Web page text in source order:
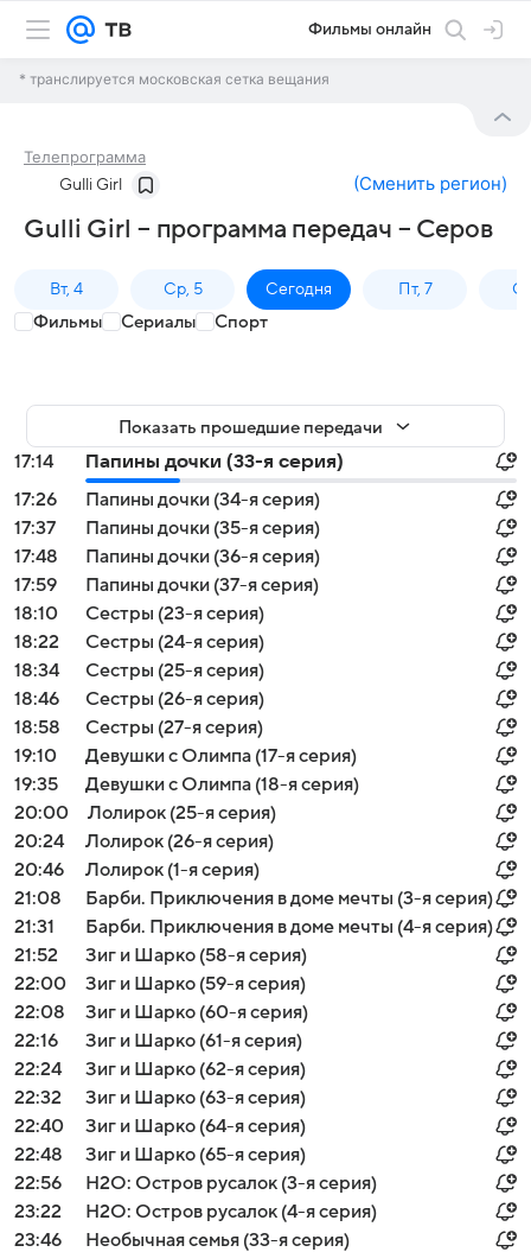
Фильмы онлайн
* транслируется московская сетка вещания
Телепрограмма
Gulli Girl (Сменить регион)
Gulli Girl – программа передач – Серов
Вт, 4 Ср, 5 Сегодня Пт, 7
Фильмы Сериалы Спорт
Показать прошедшие передачи
17:14
Папины дочки (33-я серия)
17:26
Папины дочки (34-я серия)
17:37
Папины дочки (35-я серия)
17:48
Папины дочки (36-я серия)
17:59
Папины дочки (37-я серия)
18:10
Сестры (23-я серия)
18:22
Сестры (24-я серия)
18:34
Сестры (25-я серия)
18:46
Сестры (26-я серия)
18:58
Сестры (27-я серия)
19:10
Девушки с Олимпа (17-я серия)
19:35
Девушки с Олимпа (18-я серия)
20:00
Лолирок (25-я серия)
20:24
Лолирок (26-я серия)
20:46
Лолирок (1-я серия)
21:08
Барби. Приключения в доме мечты (3-я серия)
21:31
Барби. Приключения в доме мечты (4-я серия)
21:52
Зиг и Шарко (58-я серия)
22:00
Зиг и Шарко (59-я серия)
22:08
Зиг и Шарко (60-я серия)
22:16
Зиг и Шарко (61-я серия)
22:24
Зиг и Шарко (62-я серия)
22:32
Зиг и Шарко (63-я серия)
22:40
Зиг и Шарко (64-я серия)
22:48
Зиг и Шарко (65-я серия)
22:56
H2O: Остров русалок (3-я серия)
23:22
H2O: Остров русалок (4-я серия)
23:46
Необычная семья (33-я серия)